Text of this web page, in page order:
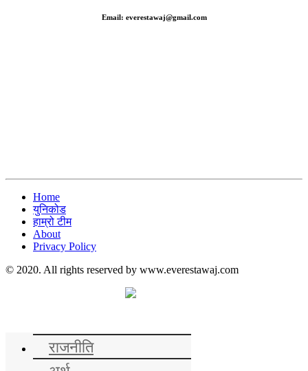
Email: everestawaj@gmail.com
Home
युनिकोड
हाम्रो टीम
About
Privacy Policy
© 2020. All rights reserved by www.everestawaj.com
राजनीति